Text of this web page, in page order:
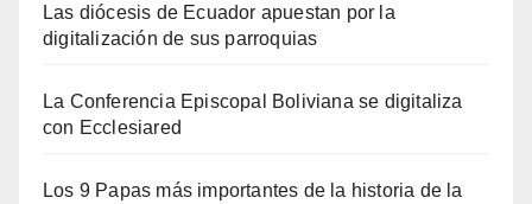
Las diócesis de Ecuador apuestan por la
digitalización de sus parroquias
La Conferencia Episcopal Boliviana se digitaliza
con Ecclesiared
Los 9 Papas más importantes de la historia de la